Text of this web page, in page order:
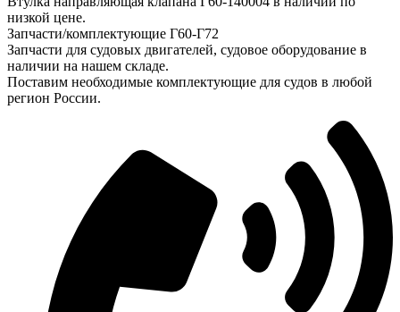
низкой цене.
Запчасти/комплектующие Г60-Г72
Запчасти для судовых двигателей, судовое оборудование в
наличии на нашем складе.
Поставим необходимые комплектующие для судов в любой
регион России.